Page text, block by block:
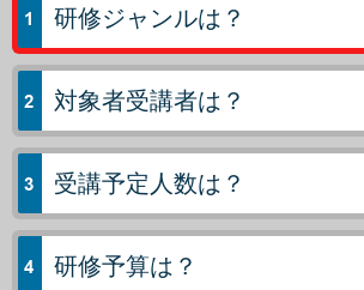
研修ジャンルは？
対象者受講者は？
受講予定人数は？
研修予算は？